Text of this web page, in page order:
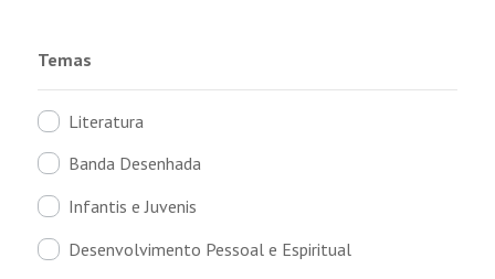
Temas
Literatura
Banda Desenhada
Infantis e Juvenis
Desenvolvimento Pessoal e Espiritual